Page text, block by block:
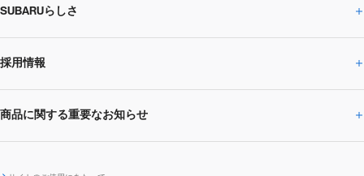
事業所・関係会社 閉じる
企業・経営
IRライブラリー
株主・投資家サポート
サステナビリティトップ
CEOサステナビリティ
環境
SUBARUらしさ
SUBARUらしさトップ
SUBARUびと
SUBARUデザイン
採用情報
採用情報トップ
商品に関する重要なお知らせ